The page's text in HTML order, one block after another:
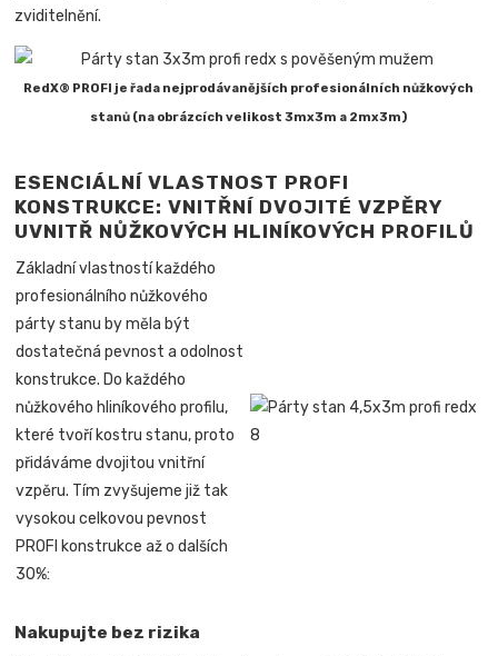
zviditelnění.
RedX® PROFI je řada nejprodávanějších profesionálních nůžkových
stanů (na obrázcích velikost 3mx3m a 2mx3m)
ESENCIÁLNÍ VLASTNOST PROFI
KONSTRUKCE: VNITŘNÍ DVOJITÉ VZPĚRY
UVNITŘ NŮŽKOVÝCH HLINÍKOVÝCH PROFILŮ
Základní vlastností každého
profesionálního nůžkového
párty stanu by měla být
dostatečná pevnost a odolnost
konstrukce. Do každého
nůžkového hliníkového profilu,
které tvoří kostru stanu, proto
přidáváme dvojitou vnitřní
vzpěru. Tím zvyšujeme již tak
vysokou celkovou pevnost
PROFI konstrukce až o dalších
30%:
Nakupujte bez rizika